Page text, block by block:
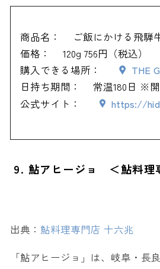
商品名：
ご飯にかける飛騨
価格：
120g 756円（税込）
購入できる場所：
THE
日持ち期間：
常温180日 ※
公式サイト：
https://
9. 鮎アヒージョ ＜鮎料理
出典： 鮎料理専門店 十六兆
「鮎アヒージョ」は、岐阜・長